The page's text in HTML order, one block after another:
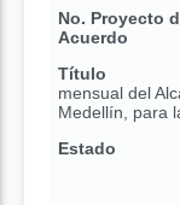
No. Proyecto
Acuerdo
Título
mensual del
Medellín, para
Estado